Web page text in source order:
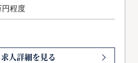
ープ全体でグローバルな成
います。
円程度
求人詳細を見る